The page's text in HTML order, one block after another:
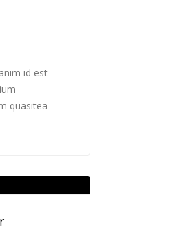
id est
quasitea